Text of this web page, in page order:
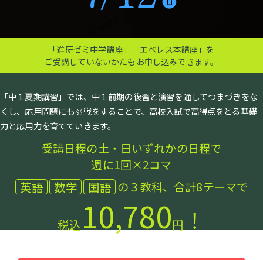
「進研ゼミ中学講座」「エベレス本講座」を
ご受講していないかたもお申し込みできます。
「中１夏期講習」では、中１前期の復習と演習を通してつまづきをな
くし、 応用問題にも挑戦をすることで、高校入試で高得点をとる基礎
力と応用力を育てていきます。
受講日程の土・日いずれかの日程で
週に1回×2コマ
英語 数学 国語 の３教科、合計8テーマで
税込 10,780円 ！